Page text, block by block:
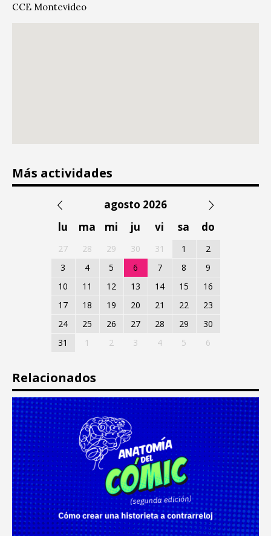
CCE Montevideo
Más actividades
agosto 2026
lu
ma mi ju vi sa do
27 28 29 30 31 1
2
3
4 5 6 7 8
9
10
11 12 13 14 15
16
17
18 19 20 21 22
23
24
25 26 27 28 29
30
31
1 2 3 4 5 6
Relacionados